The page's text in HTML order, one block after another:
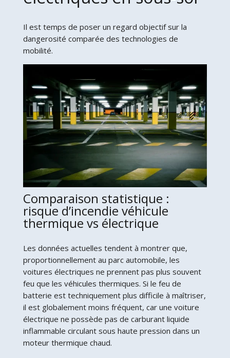
Il est temps de poser un regard objectif sur la
dangerosité comparée des technologies de
mobilité.
Comparaison statistique :
risque d’incendie véhicule
thermique vs électrique
Les données actuelles tendent à montrer que,
proportionnellement au parc automobile, les
voitures électriques ne prennent pas plus souvent
feu que les véhicules thermiques. Si le feu de
batterie est techniquement plus difficile à maîtriser,
il est globalement moins fréquent, car une voiture
électrique ne possède pas de carburant liquide
inflammable circulant sous haute pression dans un
moteur thermique chaud.